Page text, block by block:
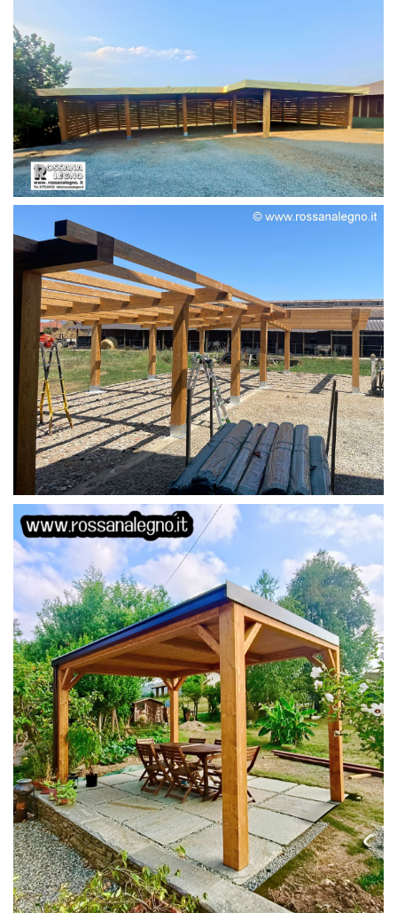
STRUTTURA
STRUTTURA
PERGOLA 4X3